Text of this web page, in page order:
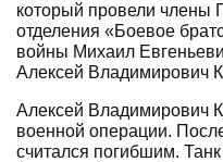
который провели члены
отделения «Боевое
войны Михаил
Алексей Владимирович
Алексей Владимирович
военной операции.
считался погибшим.